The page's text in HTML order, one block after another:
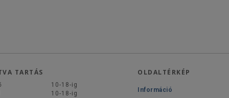
TARTÁS
10-18-ig
10-18-ig
OLDALTÉRKÉP
Információ